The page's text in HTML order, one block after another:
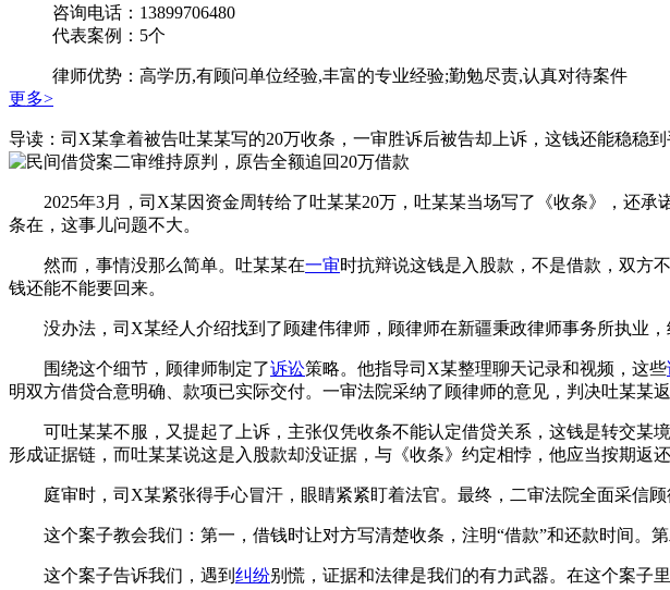
咨询电话：13899706480
代表案例：5个
律师优势：高学历,有顾问单位经验,丰富的专业经验;勤勉尽责,认真对待案件
更多>
导读：司X某拿着被告吐某某写的20万收条，一审胜诉后被告却上诉，这钱还能稳稳
2025年3月，司X某因资金周转给了吐某某20万，吐某某当场写了《收条》，还
条在，这事儿问题不大。
然而，事情没那么简单。吐某某在一审时抗辩说这钱是入股款，不是借款，双方
钱还能不能要回来。
没办法，司X某经人介绍找到了顾建伟律师，顾律师在新疆秉政律师事务所执业
围绕这个细节，顾律师制定了诉讼策略。他指导司X某整理聊天记录和视频，这些
明双方借贷合意明确、款项已实际交付。一审法院采纳了顾律师的意见，判决吐某某返
可吐某某不服，又提起了上诉，主张仅凭收条不能认定借贷关系，这钱是转交某
形成证据链，而吐某某说这是入股款却没证据，与《收条》约定相悖，他应当按期返还
庭审时，司X某紧张得手心冒汗，眼睛紧紧盯着法官。最终，二审法院全面采信顾
这个案子教会我们：第一，借钱时让对方写清楚收条，注明“借款”和还款时间。
这个案子告诉我们，遇到 纠纷别慌，证据和法律是我们的有力武器。在这个案子